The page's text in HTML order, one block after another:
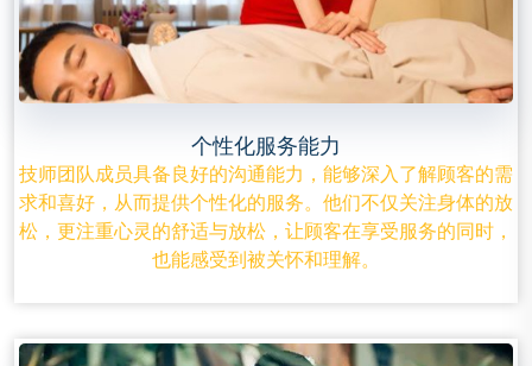
个性化服务能力
技师团队成员具备良好的沟通能力，能够深入了解顾客的需
求和喜好，从而提供个性化的服务。他们不仅关注身体的放
松，更注重心灵的舒适与放松，让顾客在享受服务的同时，
也能感受到被关怀和理解。